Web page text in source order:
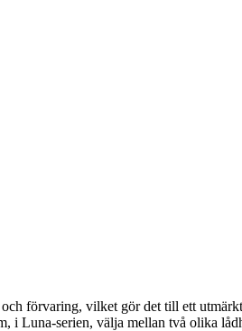
förvaring, vilket gör det till ett
i Luna-serien, välja mellan två olika